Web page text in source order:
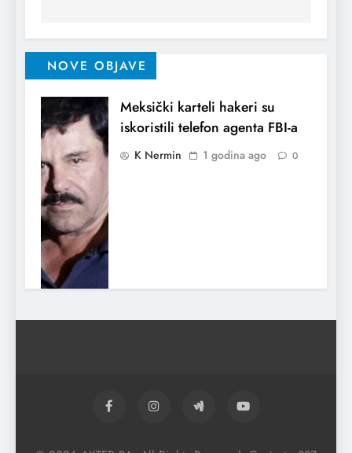
NOVE OBJAVE
Meksički karteli hakeri su
iskoristili telefon agenta FBI-a
K Nermin 1 godina ago 0
Indija potvrdila da je napala